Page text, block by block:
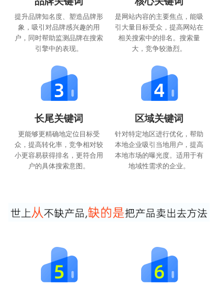
提升品牌知名度、塑造品牌形
象，吸引对品牌感兴趣的用
户，同时帮助监测品牌在搜索
引擎中的表现。
是网站内容的主要焦点，能吸
引大量目标受众，提高网站在
相关搜索中的排名。搜索量
大，竞争较激烈。
长尾关键词
更能够更精确地定位目标受
众，提高转化率，竞争相对较
小更容易获得排名，更符合用
户的具体搜索意图。
区域关键词
针对特定地区进行优化，帮助
本地企业吸引当地用户，提高
本地市场的曝光度。适用于有
地域性需求的企业。